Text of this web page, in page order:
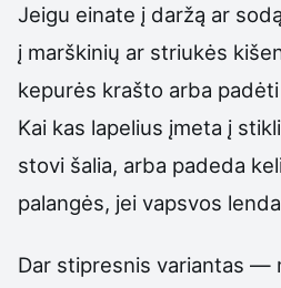
Jeigu einate į daržą ar
į marškinių ar striukės
kepurės krašto arba
Kai kas lapelius įmeta į
stovi šalia, arba padeda
palangės, jei vapsvos
Dar stipresnis variantas —